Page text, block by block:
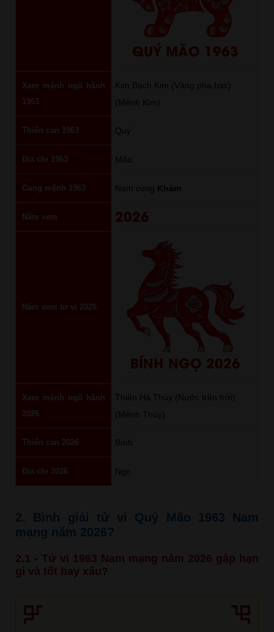
QUÝ MÃO 1963
Xem mệnh ngũ hành
1963
Kim Bạch Kim (Vàng pha bạc)
(Mệnh Kim)
Thiên can 1963 Quý
Địa chi 1963 Mão
Cung mệnh 1963 Nam cung Khảm
Năm xem 2026
Năm xem tử vi 2026
BÍNH NGỌ 2026
Xem mệnh ngũ hành
2026
Thiên Hà Thủy (Nước trên trời)
(Mệnh Thủy)
Thiên can 2026 Bính
Địa chi 2026 Ngọ
2. Bình giải tử vi Quý Mão 1963 Nam
mạng năm 2026?
2.1 - Tử vi 1963 Nam mạng năm 2026 gặp hạn
gì và tốt hay xấu?